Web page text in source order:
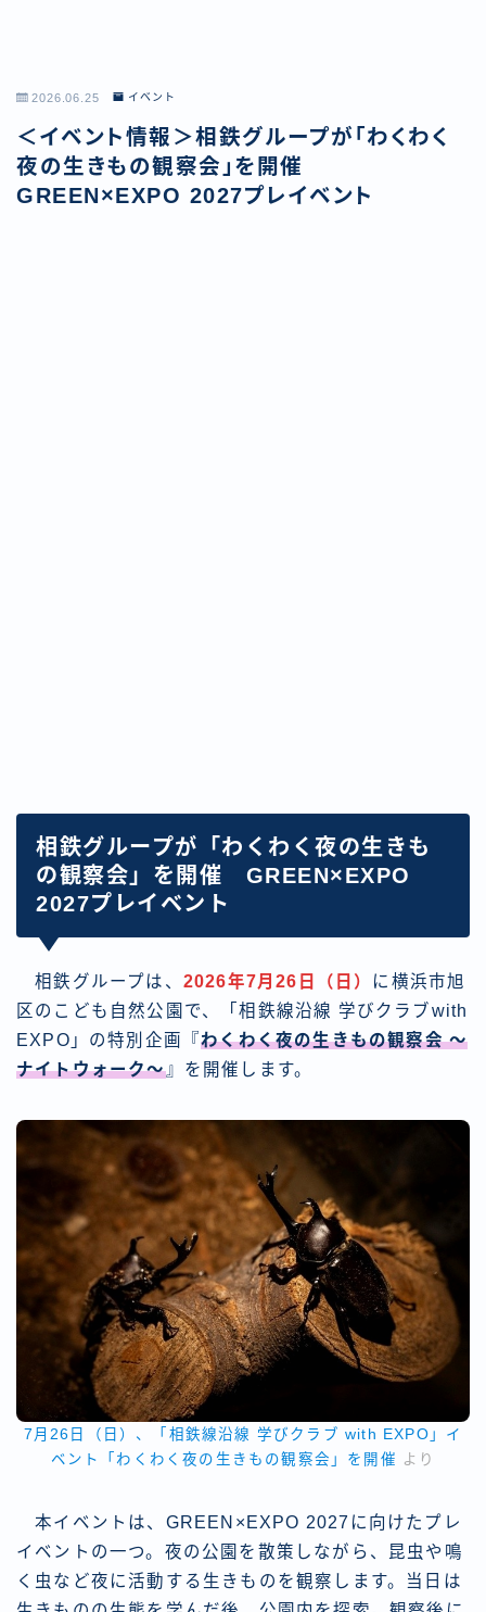
2026.06.25 イベント
＜イベント情報＞相鉄グループが「わくわく
夜の生きもの観察会」を開催
GREEN×EXPO 2027プレイベント
相鉄グループが「わくわく夜の生きも
の観察会」を開催 GREEN×EXPO
2027プレイベント
相鉄グループは、 2026年7月26日（日） に横浜市旭
区のこども自然公園で、「相鉄線沿線 学びクラブwith
EXPO」の特別企画『わくわく夜の生きもの観察会 ～
ナイトウォーク～』を開催します。
7月26日（日）、「相鉄線沿線 学びクラブ with EXPO」イ
ベント「わくわく夜の生きもの観察会」を開催 より
本イベントは、GREEN×EXPO 2027に向けたプレ
イベントの一つ。夜の公園を散策しながら、昆虫や鳴
く虫など夜に活動する生きものを観察します。当日は